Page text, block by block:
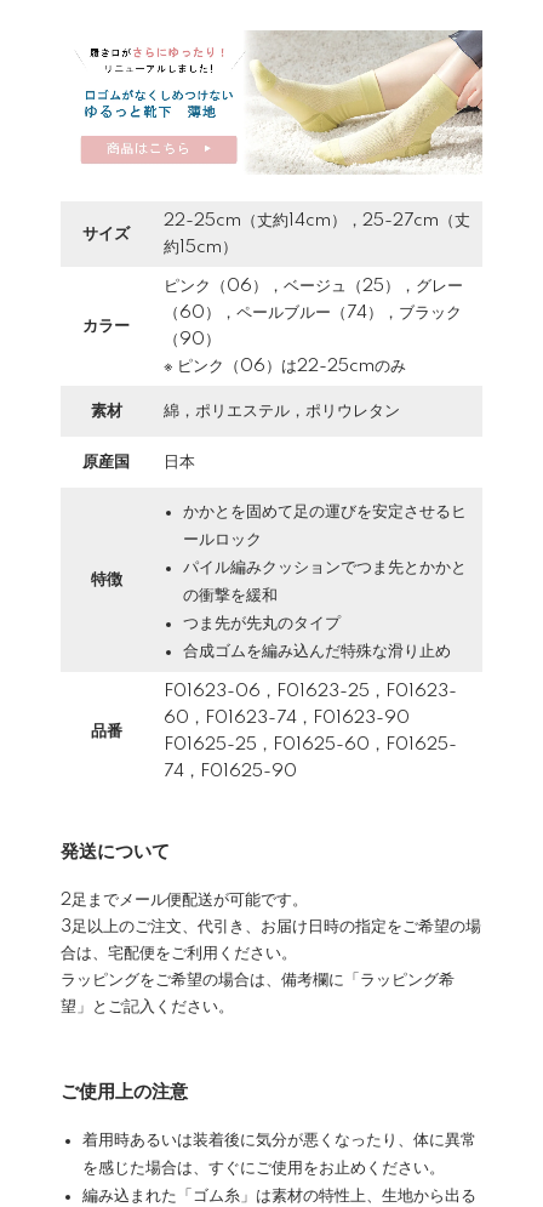
サイズ
22-25cm（丈約14cm），25-27cm（丈
約15cm）
カラー
ピンク（06），ベージュ（25），グレー
（60），ペールブルー（74），ブラック
（90）
※ ピンク（06）は22-25cmのみ
素材 綿，ポリエステル，ポリウレタン
原産国 日本
特徴
かかとを固めて足の運びを安定させるヒ
ールロック
パイル編みクッションでつま先とかかと
の衝撃を緩和
つま先が先丸のタイプ
合成ゴムを編み込んだ特殊な滑り止め
品番
F01623-06，F01623-25，F01623-
60，F01623-74，F01623-90
F01625-25，F01625-60，F01625-
74，F01625-90
発送について
2足までメール便配送が可能です。
3足以上のご注文、代引き、お届け日時の指定をご希望の場
合は、宅配便をご利用ください。
ラッピングをご希望の場合は、備考欄に「ラッピング希
望」とご記入ください。
ご使用上の注意
着用時あるいは装着後に気分が悪くなったり、体に異常
を感じた場合は、すぐにご使用をお止めください。
編み込まれた「ゴム糸」は素材の特性上、生地から出る